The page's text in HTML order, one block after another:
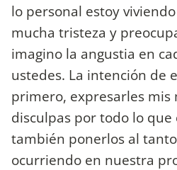
lo personal estoy
mucha tristeza y
imagino la angustia en
ustedes. La intención de
primero, expresarles mis
disculpas por todo lo
también ponerlos al
ocurriendo en nuestra